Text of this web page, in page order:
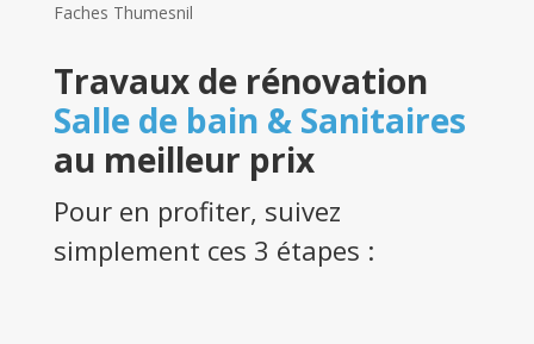
Faches Thumesnil
Travaux de rénovation
Salle de bain & Sanitaires
au meilleur prix
Pour en profiter, suivez
simplement ces 3 étapes :